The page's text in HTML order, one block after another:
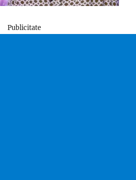
Publicitate